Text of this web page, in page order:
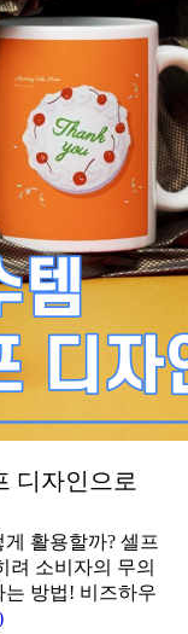
디자인으로
활용할까? 셀프
려 소비자의 무의
방법! 비즈하우